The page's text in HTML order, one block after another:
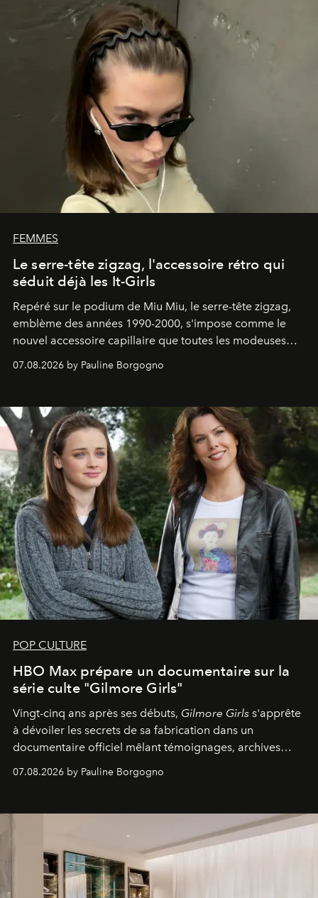
FEMMES
Le serre-tête zigzag, l'accessoire rétro qui
séduit déjà les It-Girls
Repéré sur le podium de Miu Miu, le serre-tête zigzag,
emblème des années 1990-2000, s'impose comme le
nouvel accessoire capillaire que toutes les modeuses
07.08.2026 by Pauline Borgogno
POP CULTURE
HBO Max prépare un documentaire sur la
série culte "Gilmore Girls"
Vingt-cinq ans après ses débuts, Gilmore Girls s'apprête
à dévoiler les secrets de sa fabrication dans un
documentaire officiel mêlant témoignages, archives
générationnel.
07.08.2026 by Pauline Borgogno